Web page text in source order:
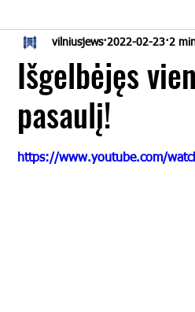
Išgelbėjęs
pasaulį!
vilniusjews 2022-02-23 2
https://www.youtube.com/